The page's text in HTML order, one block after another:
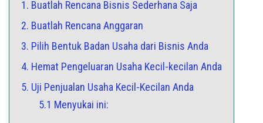
1. Buatlah Rencana Bisnis Sederhana Saja
2. Buatlah Rencana Anggaran
3. Pilih Bentuk Badan Usaha dari Bisnis Anda
4. Hemat Pengeluaran Usaha Kecil-kecilan Anda
5. Uji Penjualan Usaha Kecil-Kecilan Anda
5.1 Menyukai ini: